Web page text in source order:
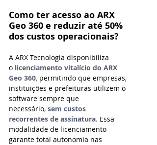
Como ter acesso ao ARX
Geo 360 e reduzir até 50%
dos custos operacionais?
A ARX Tecnologia disponibiliza
o licenciamento vitalício do ARX
Geo 360, permitindo que empresas,
instituições e prefeituras utilizem o
software sempre que
necessário, sem custos
recorrentes de assinatura. Essa
modalidade de licenciamento
garante total autonomia nas